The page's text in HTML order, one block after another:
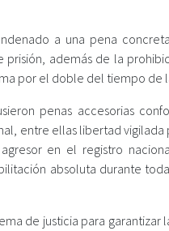
a una pena
prisión, además de la
por el doble del tiempo de
penas accesorias
entre ellas libertad vigilada
en el registro
absoluta durante
de justicia para garantizar